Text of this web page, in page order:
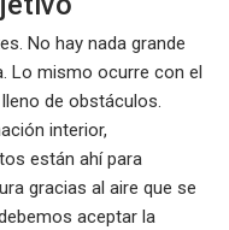
No hay nada grande
Lo mismo ocurre con el
de obstáculos.
interior,
están ahí para
gracias al aire que se
aceptar la